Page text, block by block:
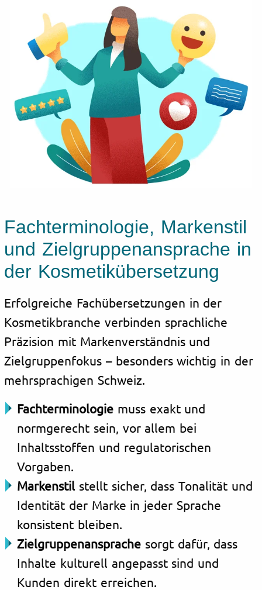
Fachterminologie, Markenstil
und Zielgruppenansprache in
der Kosmetikübersetzung
Erfolgreiche Fachübersetzungen in der
Kosmetikbranche verbinden sprachliche
Präzision mit Markenverständnis und
Zielgruppenfokus – besonders wichtig in der
mehrsprachigen Schweiz.
Fachterminologie muss exakt und
normgerecht sein, vor allem bei
Inhaltsstoffen und regulatorischen
Vorgaben.
Markenstil stellt sicher, dass Tonalität und
Identität der Marke in jeder Sprache
konsistent bleiben.
Zielgruppenansprache sorgt dafür, dass
Inhalte kulturell angepasst sind und
Kunden direkt erreichen.